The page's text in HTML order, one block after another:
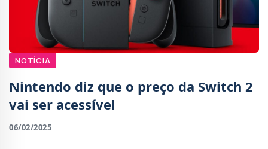
NOTÍCIA
Nintendo diz que o preço da Switch 2
vai ser acessível
06/02/2025